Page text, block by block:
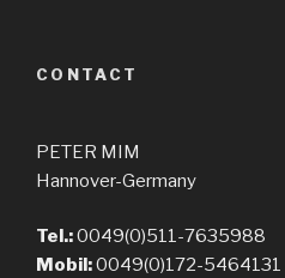
CONTACT
PETER MIM
Hannover-Germany
Tel.:0049(0)511-7635988
Mobil:0049(0)172-5464131